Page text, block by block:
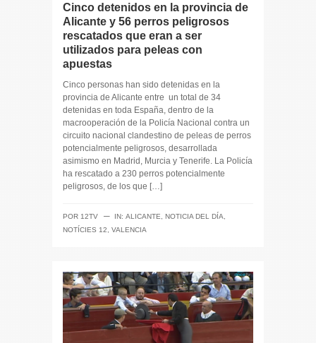
Cinco detenidos en la provincia de
Alicante y 56 perros peligrosos
rescatados que eran a ser
utilizados para peleas con
apuestas
Cinco personas han sido detenidas en la
provincia de Alicante entre un total de 34
detenidas en toda España, dentro de la
macrooperación de la Policía Nacional contra un
circuito nacional clandestino de peleas de perros
potencialmente peligrosos, desarrollada
asimismo en Madrid, Murcia y Tenerife. La Policía
ha rescatado a 230 perros potencialmente
peligrosos, de los que […]
POR 12TV ─ IN: ALICANTE, NOTICIA DEL DÍA,
NOTÍCIES 12, VALENCIA